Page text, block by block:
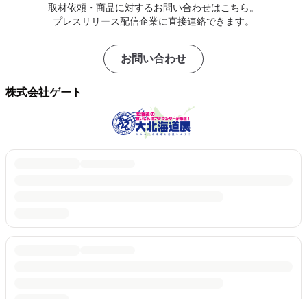
取材依頼・商品に対するお問い合わせはこちら。
プレスリリース配信企業に直接連絡できます。
お問い合わせ
株式会社ゲート